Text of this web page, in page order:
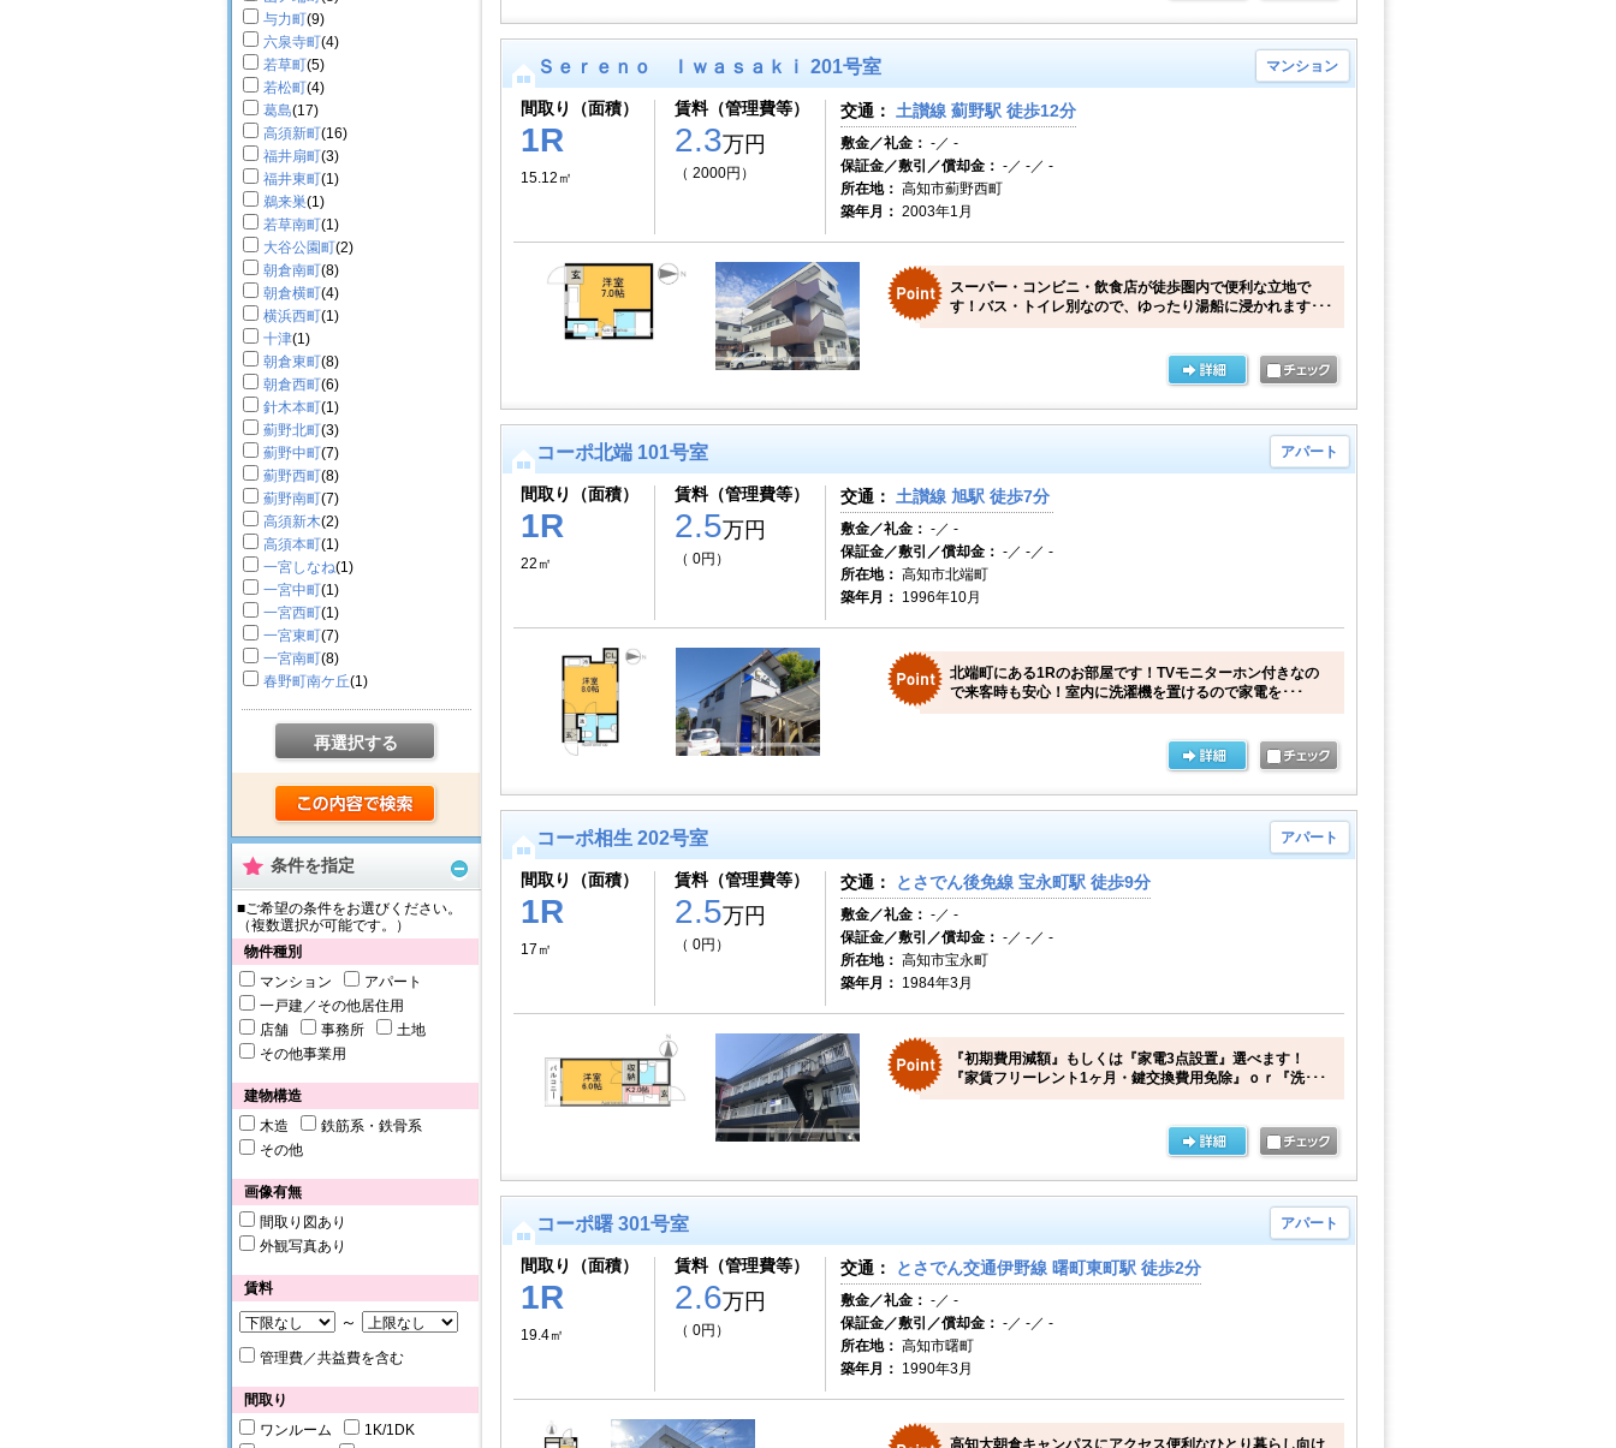
与力町(9)
六泉寺町(4)
若草町(5)
若松町(4)
葛島(17)
高須新町(16)
福井扇町(3)
福井東町(1)
鵜来巣(1)
若草南町(1)
大谷公園町(2)
朝倉南町(8)
朝倉横町(4)
横浜西町(1)
十津(1)
朝倉東町(8)
朝倉西町(6)
針木本町(1)
薊野北町(3)
薊野中町(7)
薊野西町(8)
薊野南町(7)
高須新木(2)
高須本町(1)
一宮しなね(1)
一宮中町(1)
一宮西町(1)
一宮東町(7)
一宮南町(8)
春野町南ケ丘(1)
再選択する
条件を指定
■ご希望の条件をお選びください。
（複数選択が可能です。）
物件種別
マンション
アパート
一戸建／その他居住用
店舗
事務所
土地
その他事業用
建物構造
木造
鉄筋系・鉄骨系
その他
画像有無
間取り図あり
外観写真あり
賃料
～
管理費／共益費を含む
間取り
ワンルーム
1K/1DK
Ｓｅｒｅｎｏ Ｉｗａｓａｋｉ 201号室 マンション
間取り（面積）
1R
15.12㎡
賃料（管理費等）
2.3万円
（ 2000円）
交通： 土讃線 薊野駅 徒歩12分
敷金／礼金： -／ -
保証金／敷引／償却金： -／ -／ -
所在地： 高知市薊野西町
築年月： 2003年1月
スーパー・コンビニ・飲食店が徒歩圏内で便利な立地で
す！バス・トイレ別なので、ゆったり湯船に浸かれます･･･
コーポ北端 101号室 アパート
間取り（面積）
1R
22㎡
賃料（管理費等）
2.5万円
（ 0円）
交通： 土讃線 旭駅 徒歩7分
敷金／礼金： -／ -
保証金／敷引／償却金： -／ -／ -
所在地： 高知市北端町
築年月： 1996年10月
北端町にある1Rのお部屋です！TVモニターホン付きなの
で来客時も安心！室内に洗濯機を置けるので家電を･･･
コーポ相生 202号室 アパート
間取り（面積）
1R
17㎡
賃料（管理費等）
2.5万円
（ 0円）
交通： とさでん後免線 宝永町駅 徒歩9分
敷金／礼金： -／ -
保証金／敷引／償却金： -／ -／ -
所在地： 高知市宝永町
築年月： 1984年3月
『初期費用減額』もしくは『家電3点設置』選べます！
『家賃フリーレント1ヶ月・鍵交換費用免除』ｏｒ『洗･･･
コーポ曙 301号室 アパート
間取り（面積）
1R
19.4㎡
賃料（管理費等）
2.6万円
（ 0円）
交通： とさでん交通伊野線 曙町東町駅 徒歩2分
敷金／礼金： -／ -
保証金／敷引／償却金： -／ -／ -
所在地： 高知市曙町
築年月： 1990年3月
高知大朝倉キャンパスにアクセス便利なひとり暮らし向け